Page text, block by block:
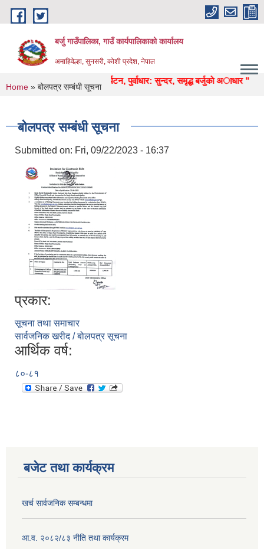
Skip to main content
बर्जु गाउँपालिका, गाउँ कार्यपालिकाको कार्यालय
अमाहिवेल्हा, सुनसरी, कोशी प्रदेश, नेपाल
शिक्षा, स्वास्थ्य, उद्याेग, पर्यटन, पुर्वाधार: सुन्दर, समृद्ध बर्जुकाे अाधार "
You are here
Home » बोलपत्र सम्बंधी सूचना
बोलपत्र सम्बंधी सूचना
Submitted on: Fri, 09/22/2023 - 16:37
प्रकार:
सूचना तथा समाचार
सार्वजनिक खरीद / बोलपत्र सूचना
आर्थिक वर्ष:
८०-८१
बजेट तथा कार्यक्रम
खर्च सार्वजनिक सम्बन्धमा
आ.व. २०८२/८३ नीति तथा कार्यक्रम